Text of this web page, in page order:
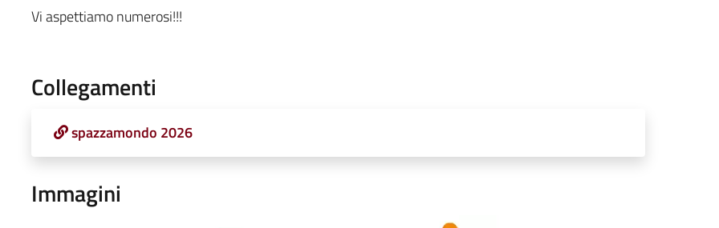
Vi aspettiamo numerosi!!!
Collegamenti
spazzamondo 2026
Immagini